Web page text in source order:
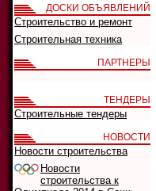
ДОСКИ ОБЪЯВЛЕНИЙ
Строительство и ремонт
Строительная техника
ПАРТНЕРЫ
ТЕНДЕРЫ
Строительные тендеры
НОВОСТИ
Новости строительства
Новости
строительства к